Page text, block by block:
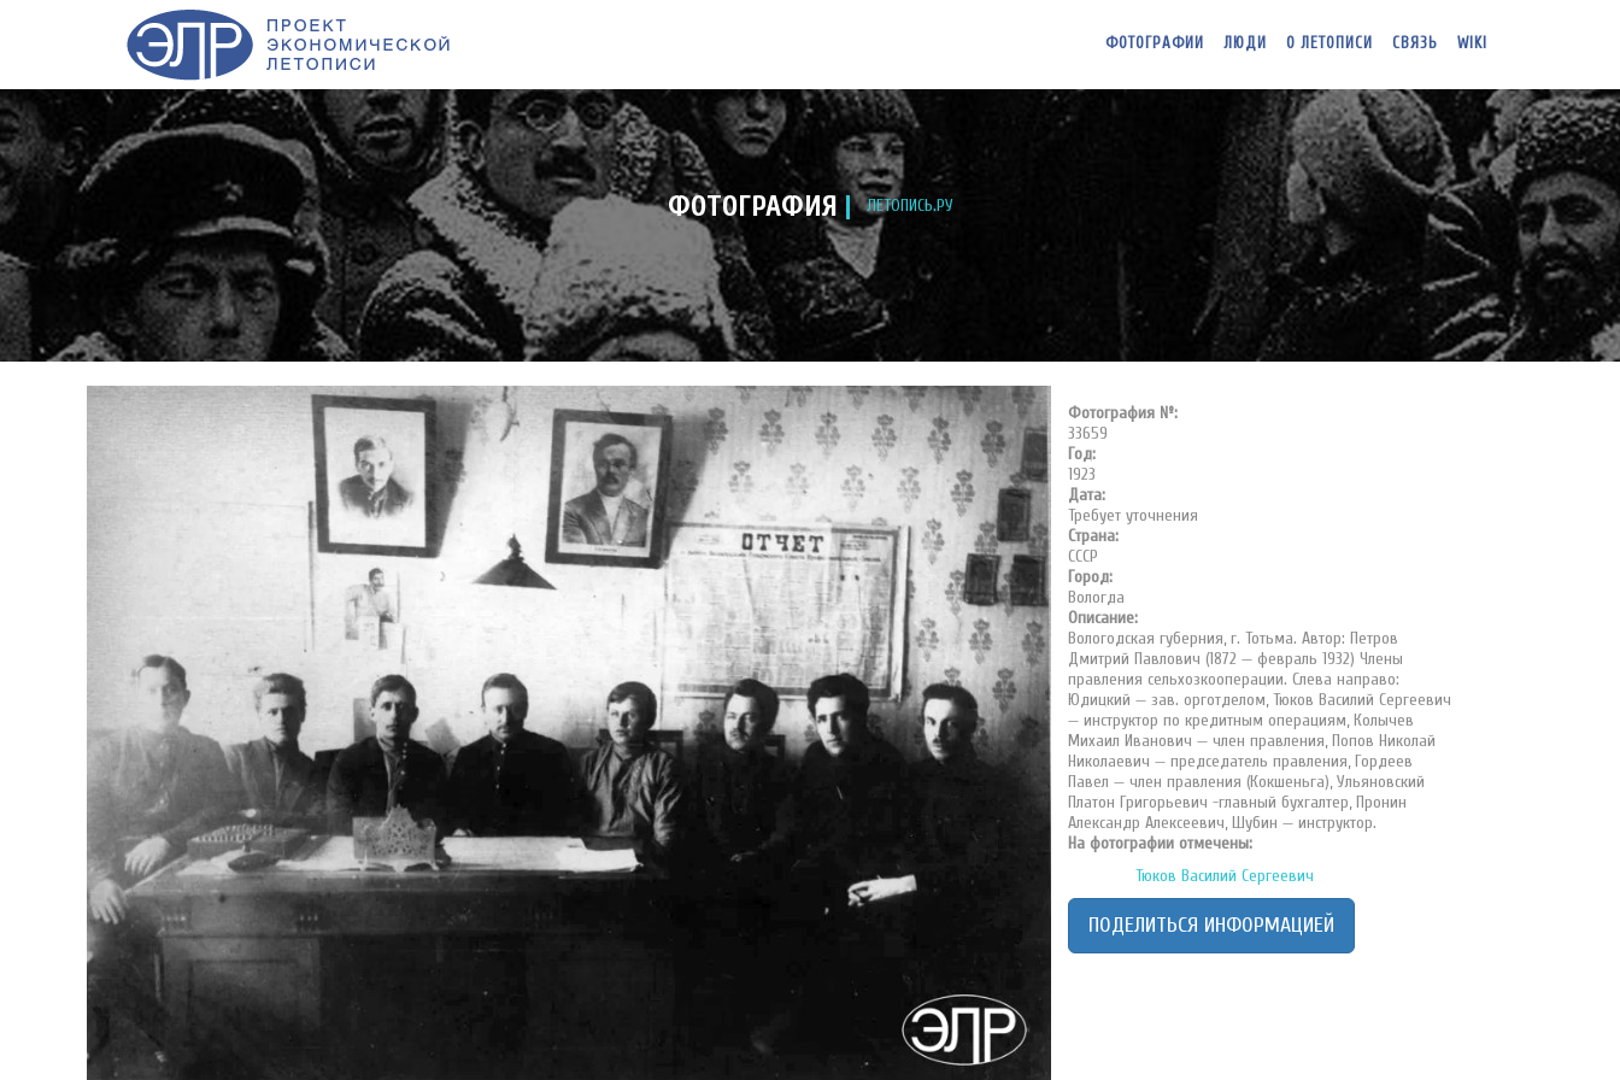
ФОТОГРАФИИ ЛЮДИ О ЛЕТОПИСИ СВЯЗЬ WIKI
ФОТОГРАФИЯ ЛЕТОПИСЬ.РУ
Фотография №:
33659
Год:
1923
Дата:
Требует уточнения
Страна:
СССР
Город:
Вологда
Описание:
Вологодская губерния, г. Тотьма. Автор: Петров
Дмитрий Павлович (1872 — февраль 1932) Члены
правления сельхозкооперации. Слева направо:
Юдицкий — зав. орготделом, Тюков Василий Сергеевич
— инструктор по кредитным операциям, Колычев
Михаил Иванович — член правления, Попов Николай
Николаевич — председатель правления, Гордеев
Павел — член правления (Кокшеньга), Ульяновский
Платон Григорьевич -главный бухгалтер, Пронин
Александр Алексеевич, Шубин — инструктор.
На фотографии отмечены:
Тюков Василий Сергеевич
ПОДЕЛИТЬСЯ ИНФОРМАЦИЕЙ